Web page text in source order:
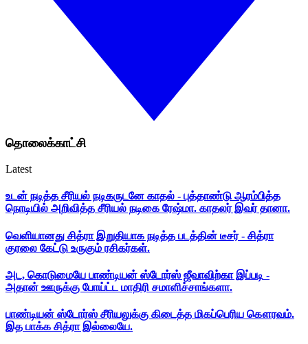
தொலைக்காட்சி
Latest
உடன் நடித்த சீரியல் நடிகருடனே காதல் - புத்தாண்டு ஆரம்பித்த
நொடியில் அறிவித்த சீரியல் நடிகை ரேஷ்மா. காதலர் இவர் தானா.
வெளியானது சித்ரா இறுதியாக நடித்த படத்தின் டீசர் - சித்ரா
குரலை கேட்டு உருகும் ரசிகர்கள்.
அட, கொடுமையே பாண்டியன் ஸ்டோர்ஸ் ஜீவாவிற்கா இப்படி -
அதான் ஊருக்கு போய்ட்ட மாதிரி சமாளிச்சாங்களா.
பாண்டியன் ஸ்டோர்ஸ் சீரியலுக்கு கிடைத்த மிகப்பெரிய கௌரவம்.
இத பாக்க சித்ரா இல்லையே.